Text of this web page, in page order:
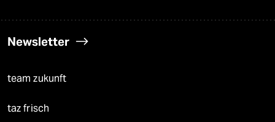
Newsletter
team zukunft
taz frisch